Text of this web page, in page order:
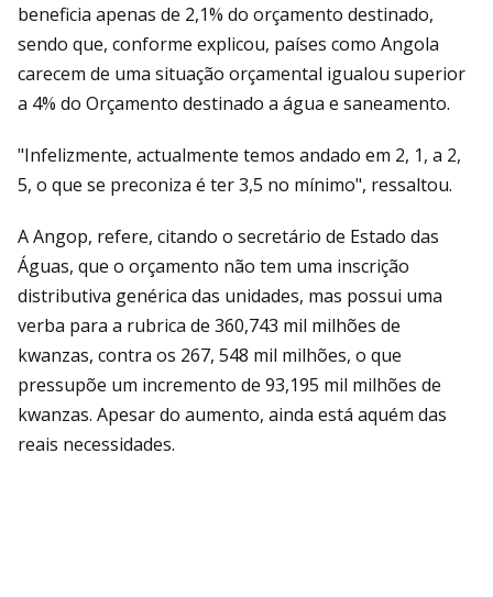
beneficia apenas de 2,1% do orçamento destinado,
sendo que, conforme explicou, países como Angola
carecem de uma situação orçamental igualou superior
a 4% do Orçamento destinado a água e saneamento.
"Infelizmente, actualmente temos andado em 2, 1, a 2,
5, o que se preconiza é ter 3,5 no mínimo", ressaltou.
A Angop, refere, citando o secretário de Estado das
Águas, que o orçamento não tem uma inscrição
distributiva genérica das unidades, mas possui uma
verba para a rubrica de 360,743 mil milhões de
kwanzas, contra os 267, 548 mil milhões, o que
pressupõe um incremento de 93,195 mil milhões de
kwanzas. Apesar do aumento, ainda está aquém das
reais necessidades.